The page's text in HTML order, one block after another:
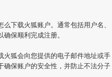
么下载火狐账户。通常包括用户名、
保顺利完成注册。
火狐会向您提供的电子邮件地址或手
确保账户的安全性，并防止不法分子